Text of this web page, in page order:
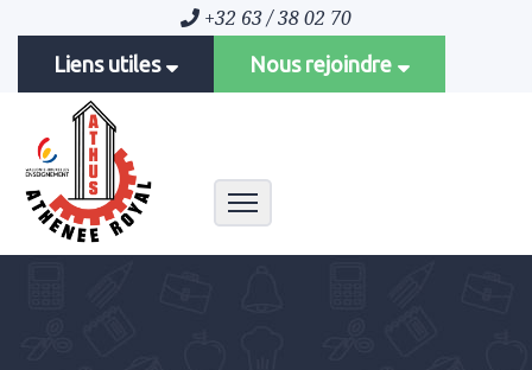
+32 63 / 38 02 70
Liens utiles Nous rejoindre
Toggle navigation